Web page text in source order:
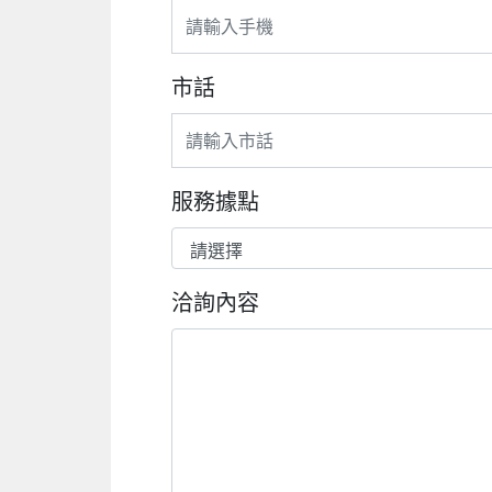
市話
服務據點
洽詢內容